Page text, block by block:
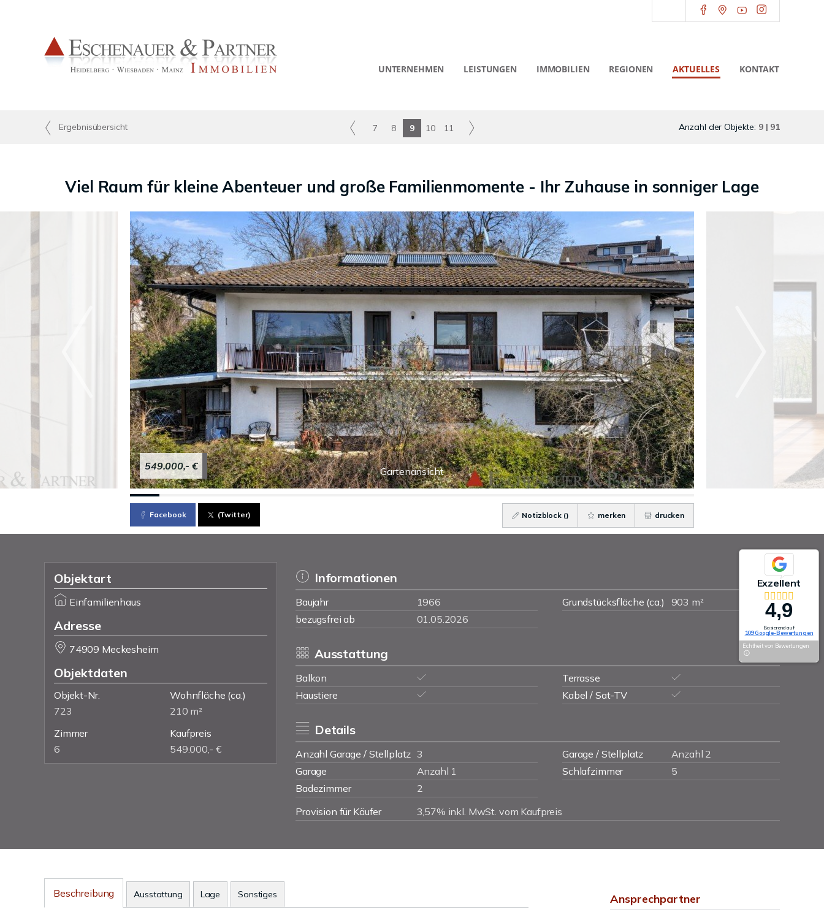
UNTERNEHMEN LEISTUNGEN IMMOBILIEN REGIONEN AKTUELLES KONTAKT
Ergebnisübersicht 7 8 9 10 11 Anzahl der Objekte: 9 | 91
Viel Raum für kleine Abenteuer und große Familienmomente - Ihr Zuhause in sonniger Lage
Gartenansicht
549.000,- €
Facebook (Twitter) Notizblock () merken drucken
Objektart
Einfamilienhaus
Adresse
74909 Meckesheim
Objektdaten
Objekt-Nr.
723
Wohnfläche (ca.)
210 m²
Zimmer
6
Kaufpreis
549.000,- €
Informationen
Baujahr 1966 Grundstücksfläche (ca.)
903 m²
bezugsfrei ab
01.05.2026
Ausstattung
Balkon
Terrasse
Haustiere
Kabel / Sat-TV
Details
Anzahl Garage / Stellplatz 3 Garage / Stellplatz
Anzahl 2
Garage
Anzahl 1 Schlafzimmer
5
Badezimmer
2
Provision für Käufer
3,57% inkl. MwSt. vom Kaufpreis
Beschreibung Ausstattung Lage Sonstiges Ansprechpartner
Exzellent
4,9
Basierend auf
109 Google-Bewertungen
Echtheit von Bewertungen